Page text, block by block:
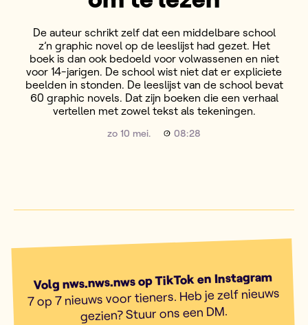
De auteur schrikt zelf dat een middelbare school
z’n graphic novel op de leeslijst had gezet. Het
boek is dan ook bedoeld voor volwassenen en niet
voor 14-jarigen. De school wist niet dat er expliciete
beelden in stonden. De leeslijst van de school bevat
60 graphic novels. Dat zijn boeken die een verhaal
vertellen met zowel tekst als tekeningen.
zo 10 mei. 08:28
Volg nws.nws.nws op TikTok en Instagram
7 op 7 nieuws voor tieners. Heb je zelf nieuws
gezien? Stuur ons een DM.